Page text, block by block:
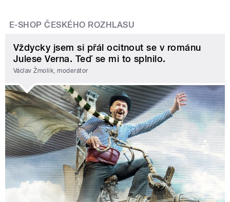
E-SHOP ČESKÉHO ROZHLASU
Vždycky jsem si přál ocitnout se v románu
Julese Verna. Teď se mi to splnilo.
Václav Žmolík, moderátor